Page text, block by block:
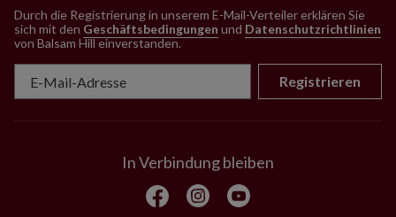
Durch die Registrierung in unserem E-Mail-Verteiler erklären Sie
sich mit den Geschäftsbedingungen und Datenschutzrichtlinien
von Balsam Hill einverstanden.
Registrieren
In Verbindung bleiben